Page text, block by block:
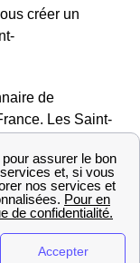
créer un
de
Les Saint-
pas la même
distribution de
EDF, lui
qu'il est